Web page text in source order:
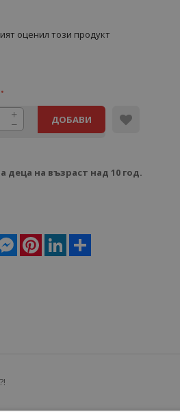
оценил този продукт
ДОБАВИ
деца на възраст над 10 год.
MessengerPinterestLinkedIn